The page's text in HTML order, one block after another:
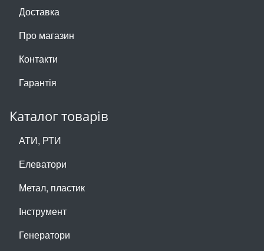
Доставка
Про магазин
Контакти
Гарантія
Каталог товарів
АТИ, РТИ
Елеватори
Метал, пластик
Інструмент
Генератори